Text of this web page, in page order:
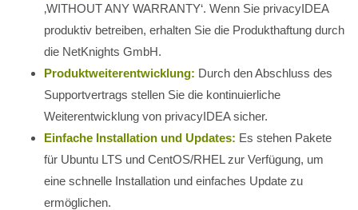
‚WITHOUT ANY WARRANTY‘. Wenn Sie privacyIDEA
produktiv betreiben, erhalten Sie die Produkthaftung durch
die NetKnights GmbH.
Produktweiterentwicklung: Durch den Abschluss des
Supportvertrags stellen Sie die kontinuierliche
Weiterentwicklung von privacyIDEA sicher.
Einfache Installation und Updates: Es stehen Pakete
für Ubuntu LTS und CentOS/RHEL zur Verfügung, um
eine schnelle Installation und einfaches Update zu
ermöglichen.